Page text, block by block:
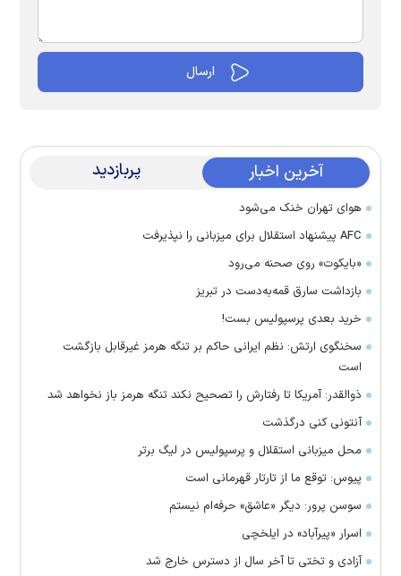
آخرین اخبار پربازدید
هوای تهران خنک می‌شود
AFC پیشنهاد استقلال برای میزبانی را نپذیرفت
«بایکوت» روی صحنه می‌رود
بازداشت سارق قمه‌به‌دست در تبریز
خرید بعدی پرسپولیس بست!
سخنگوی ارتش: نظم ایرانی حاکم بر تنگه هرمز غیرقابل بازگشت
است
ذوالقدر: آمریکا تا رفتارش را تصحیح نکند تنگه هرمز باز نخواهد شد
آنتونی کنی درگذشت
محل میزبانی استقلال و پرسپولیس در لیگ برتر
پیوس: توقع ما از تارتار قهرمانی است
سوسن پرور: دیگر «عاشق» حرفه‌ام نیستم
اسرار «پیرآباد» در ایلخچی
آزادی و تختی تا آخر سال از دسترس خارج شد